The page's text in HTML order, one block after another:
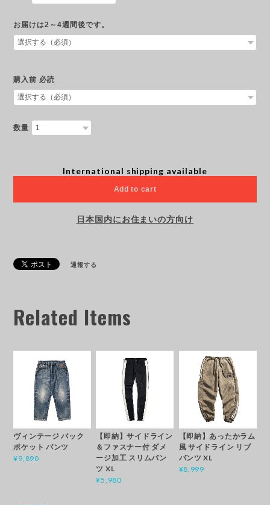
お届けは2～4週間後です。
購入前 必読
数量
International shipping available
Add to cart
日本国内にお住まいの方向け
通報する
Related Items
ヴィンテージ バック
ポケット パンツ
¥9,890
【即納】サイドライン
＆ファスナー付 ダメ
ージ加工 スリムパン
ツ XL
¥5,980
【即納】あったかラム
風 サイドライン リブ
パンツ XL
¥8,999